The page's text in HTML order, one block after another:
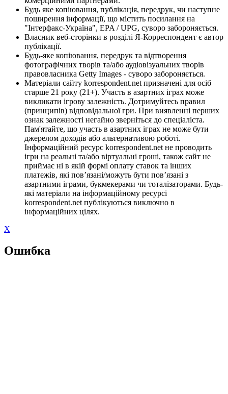
Будь яке копіювання, публікація, передрук, чи наступне
поширення інформації, що містить посилання на
"Інтерфакс-Україна", EPA / UPG, суворо забороняється.
Власник веб-сторінки в розділі Я-Корреспондент є автор
публікації.
Будь-яке копіювання, передрук та відтворення
фотографічних творів та/або аудіовізуальних творів
правовласника Getty Images - суворо забороняється.
Матеріали сайту korrespondent.net призначені для осіб
старше 21 року (21+). Участь в азартних іграх може
викликати ігрову залежність. Дотримуйтесь правил
(принципів) відповідальної гри. При виявленні перших
ознак залежності негайно зверніться до спеціаліста.
Пам'ятайте, що участь в азартних іграх не може бути
джерелом доходів або альтернативою роботі.
Інформаційний ресурс korrespondent.net не проводить
ігри на реальні та/або віртуальні гроші, також сайт не
приймає ні в якій формі оплату ставок та інших
платежів, які пов’язані/можуть бути пов’язані з
азартними іграми, букмекерами чи тоталізаторами. Будь-
які матеріали на інформаційному ресурсі
korrespondent.net публікуються виключно в
інформаційних цілях.
X
Ошибка